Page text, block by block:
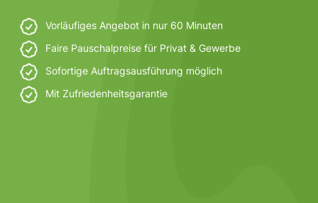
Vorläufiges Angebot in nur 60 Minuten
Faire Pauschalpreise für Privat & Gewerbe
Sofortige Auftragsausführung möglich
Mit Zufriedenheitsgarantie